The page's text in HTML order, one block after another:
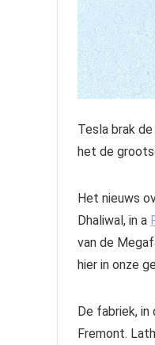
Tesla brak
het de
Het nieuws
Dhaliwal, in a
van de
hier in onze
De fabriek, in
Fremont.